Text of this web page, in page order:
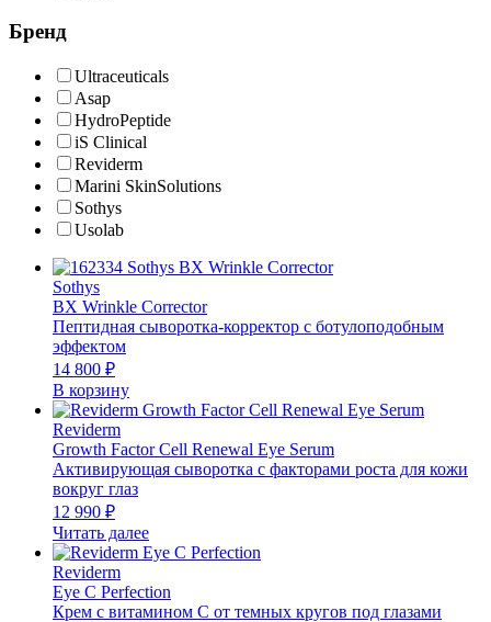
Бренд
Ultraceuticals
Asap
HydroPeptide
iS Clinical
Reviderm
Marini SkinSolutions
Sothys
Usolab
Sothys
BX Wrinkle Corrector
Пептидная сыворотка-корректор с ботулоподобным
эффектом
14 800 ₽
В корзину
Reviderm
Growth Factor Cell Renewal Eye Serum
Активирующая сыворотка с факторами роста для кожи
вокруг глаз
12 990 ₽
Читать далее
Reviderm
Eye C Perfection
Крем с витамином С от темных кругов под глазами